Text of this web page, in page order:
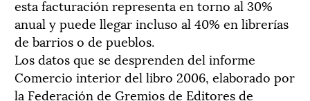
esta facturación representa en torno al 30%
anual y puede llegar incluso al 40% en librerías
de barrios o de pueblos.
Los datos que se desprenden del informe
Comercio interior del libro 2006, elaborado por
la Federación de Gremios de Editores de